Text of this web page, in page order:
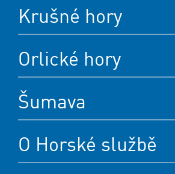
Krušné hory
Orlické hory
Šumava
O Horské službě